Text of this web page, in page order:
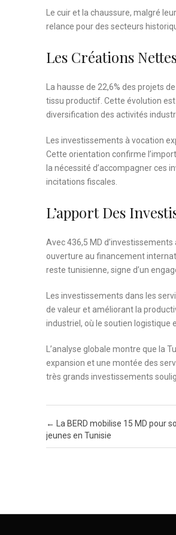
Le cuir et la chaussure, malgré
relance pour des secteurs
Les Créations
La hausse de 22,6% des projets
tissu productif. Cette évolution
diversification des activités
Les investissements à vocation
Cette orientation confirme
la nécessité d’accompagner
incitations fiscales.
L’apport Des
Avec 436,5 MD
ouverture au financement
reste tunisienne, signe d’un
Les investissements dans les
de valeur et améliorant la
industriel, où le soutien logistique
L’analyse globale montre que la
expansion et une montée des
très grands investissements
Post navigation
←
La BERD mobilise 15 MD pour
jeunes en Tunisie